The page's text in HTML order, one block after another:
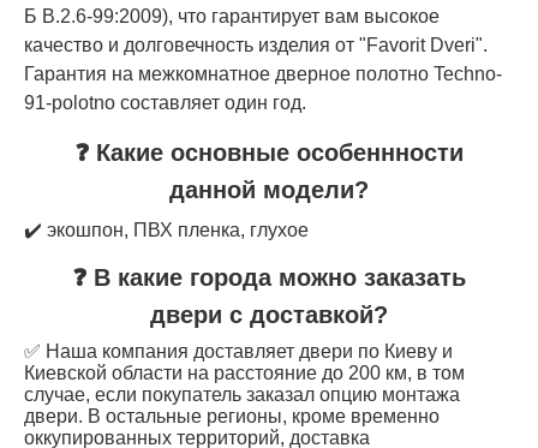
Б В.2.6-99:2009), что гарантирует вам высокое
качество и долговечность изделия от "Favorit Dveri".
Гарантия на межкомнатное дверное полотно Techno-
91-polotno составляет один год.
❓ Какие основные особеннности
данной модели?
✔️ экошпон, ПВХ пленка, глухое
❓ В какие города можно заказать
двери с доставкой?
✅ Наша компания доставляет двери по Киеву и
Киевской области на расстояние до 200 км, в том
случае, если покупатель заказал опцию монтажа
двери. В остальные регионы, кроме временно
оккупированных территорий, доставка